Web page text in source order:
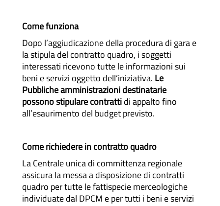
Come funziona
Dopo l’aggiudicazione della procedura di gara e
la stipula del contratto quadro, i soggetti
interessati ricevono tutte le informazioni sui
beni e servizi oggetto dell’iniziativa. Le
Pubbliche amministrazioni destinatarie
possono stipulare contrattidi appalto fino
all’esaurimento del budget previsto.
Come richiedere in contratto quadro
La Centrale unica di committenza regionale
assicura la messa a disposizione di contratti
quadro per tutte le fattispecie merceologiche
individuate dal DPCM e per tutti i beni e servizi